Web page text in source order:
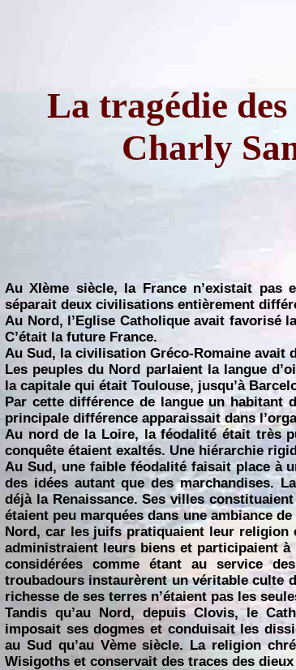
La tragédie
Charly
Au XIème siècle, la France n’existait
séparait deux civilisations entièrement
Au Nord, l’Eglise Catholique avait favorisé
C’était la future France.
Au Sud, la civilisation Gréco-Romaine avait
Les peuples du Nord parlaient la langue
la capitale qui était Toulouse, jusqu’à
Par cette différence de langue un habitant
principale différence apparaissait dans
Au nord de la Loire, la féodalité était très
conquête étaient exaltés. Une hiérarchie
Au Sud, une faible féodalité faisait place à
des idées autant que des marchandises.
déjà la Renaissance. Ses villes
étaient peu marquées dans une ambiance
Nord, car les juifs pratiquaient leur religion
administraient leurs biens et participaient
considérées comme étant au service
troubadours instaurèrent un véritable culte
richesse de ses terres n’étaient pas les
Tandis qu’au Nord, depuis Clovis, le
imposait ses dogmes et conduisait les
au Sud qu’au Vème siècle. La religion
Wisigoths et conservait des traces des